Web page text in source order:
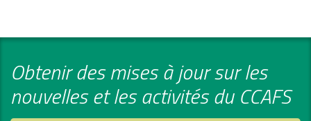
Obtenir des mises à jour sur les
nouvelles et les activités du CCAFS